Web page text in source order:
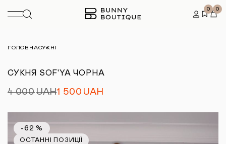
0 0
ГОЛОВНАСУКНІ
СУКНЯ SOF'YA ЧОРНА
4 000UAH1 500 UAH
-62 %
ОСТАННІ ПОЗИЦІЇ